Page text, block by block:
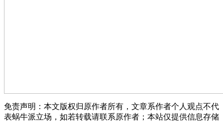
免责声明：本文版权归原作者所有，文章系作者个人观点不代
表蜗牛派立场，如若转载请联系原作者；本站仅提供信息存储